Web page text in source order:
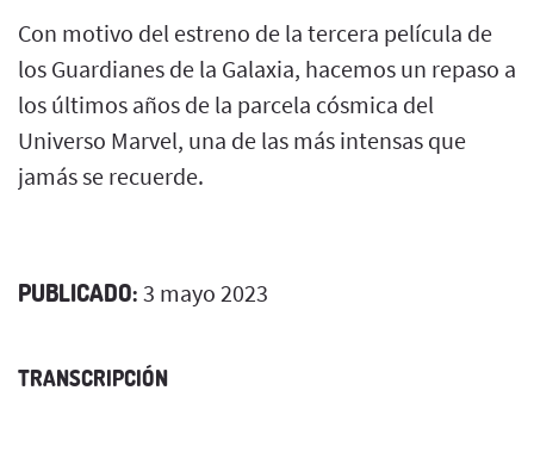
Con motivo del estreno de la tercera película de
los Guardianes de la Galaxia, hacemos un repaso a
los últimos años de la parcela cósmica del
Universo Marvel, una de las más intensas que
jamás se recuerde.
PUBLICADO: 3 mayo 2023
TRANSCRIPCIÓN